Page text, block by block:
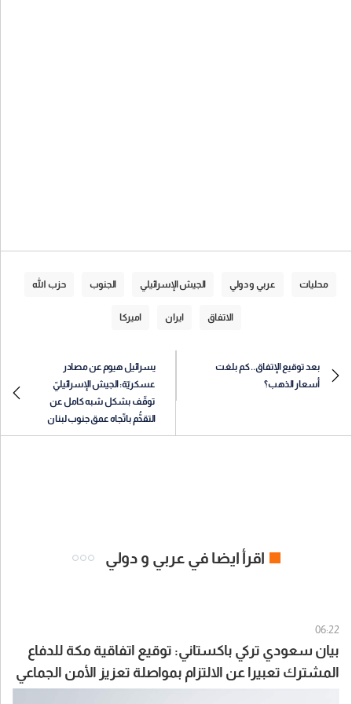
محليات عربي و دولي الجيش الإسرائيلي الجنوب حزب الله
الاتفاق ايران اميركا
بعد توقيع الإتفاق.. كم بلغت
أسعار الذهب؟
يسرائيل هيوم عن مصادر
عسكريّة: الجيش الإسرائيليّ
توقّف بشكل شبه كامل عن
التقدُّم باتّجاه عمق جنوب لبنان
اقرأ ايضا في عربي و دولي
06:22
بيان سعودي تركي باكستاني: توقيع اتفاقية مكة للدفاع
المشترك تعبيرا عن الالتزام بمواصلة تعزيز الأمن الجماعي